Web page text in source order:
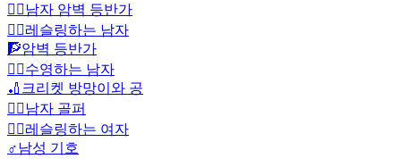
🧗‍♂️남자 암벽 등반가
🤼‍♂️레슬링하는 남자
🧗암벽 등반가
🏊‍♂️수영하는 남자
🏏 크리켓 방망이와 공
🏌️‍♂️남자 골퍼
🤼‍♀️레슬링하는 여자
♂️남성 기호